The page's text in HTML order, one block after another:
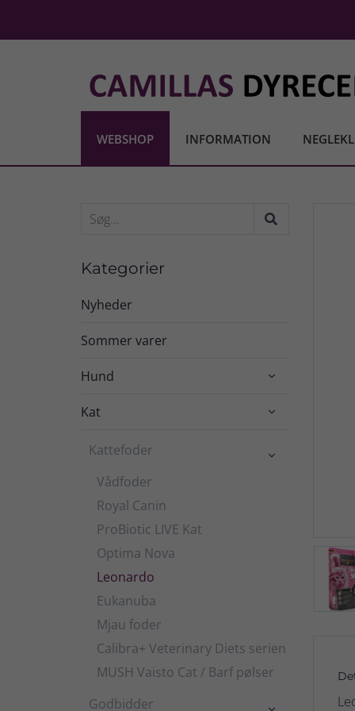
WEBSHOP INFORMATION
Kategorier
Nyheder
Sommer varer
Hund 
Kat 
Kattefoder 
Vådfoder
Royal Canin
ProBiotic LIVE Kat
Optima Nova
Leonardo
Eukanuba
Mjau foder
Calibra+ Veterinary Diets serien
MUSH Vaisto Cat / Barf pølser
Godbidder